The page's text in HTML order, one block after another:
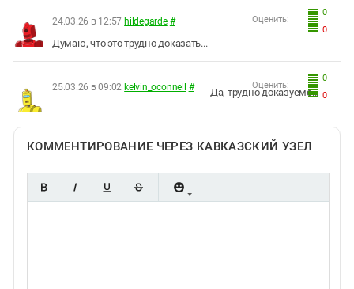
0
0
Оценить:
24.03.26 в 12:57 hildegarde #
Думаю, что это трудно доказать...
0
0
Оценить:
25.03.26 в 09:02 kelvin_oconnell # Да, трудно доказуемо...
КОММЕНТИРОВАНИЕ ЧЕРЕЗ КАВКАЗСКИЙ УЗЕЛ